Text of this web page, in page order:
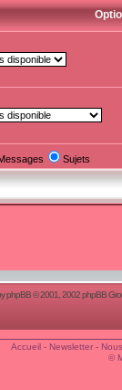
Sujets
phpBB© 2001, 2002 phpBB
Accueil- Newsletter-
©